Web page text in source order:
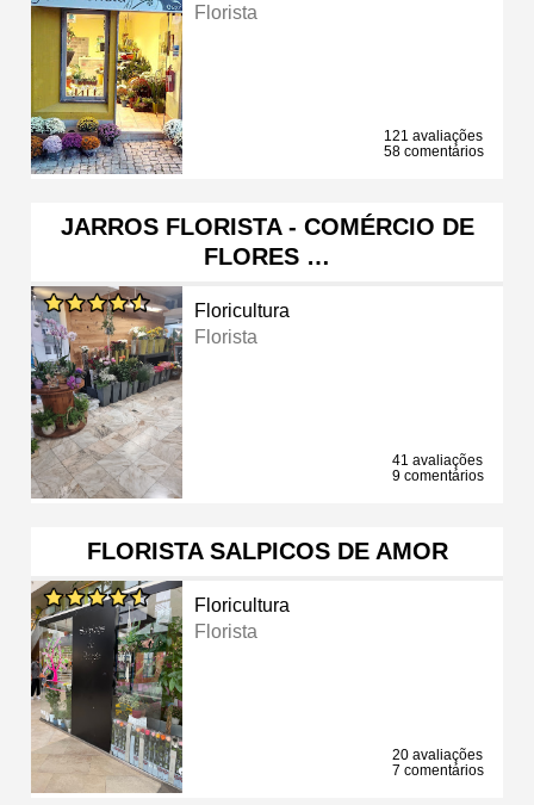
Florista
121 avaliações
58 comentários
JARROS FLORISTA - COMÉRCIO DE
FLORES …
Floricultura
Florista
41 avaliações
9 comentários
FLORISTA SALPICOS DE AMOR
Floricultura
Florista
20 avaliações
7 comentários